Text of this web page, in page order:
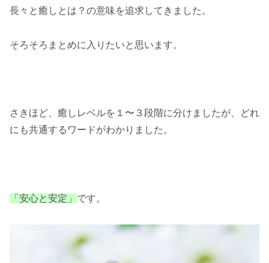
長々と癒しとは？の意味を追求してきました。
そろそろまとめに入りたいと思います。
さきほど、癒しレベルを１〜３段階に分けましたが、
どれ
にも共通するワードがわかりました。
「安心と安定」 です。